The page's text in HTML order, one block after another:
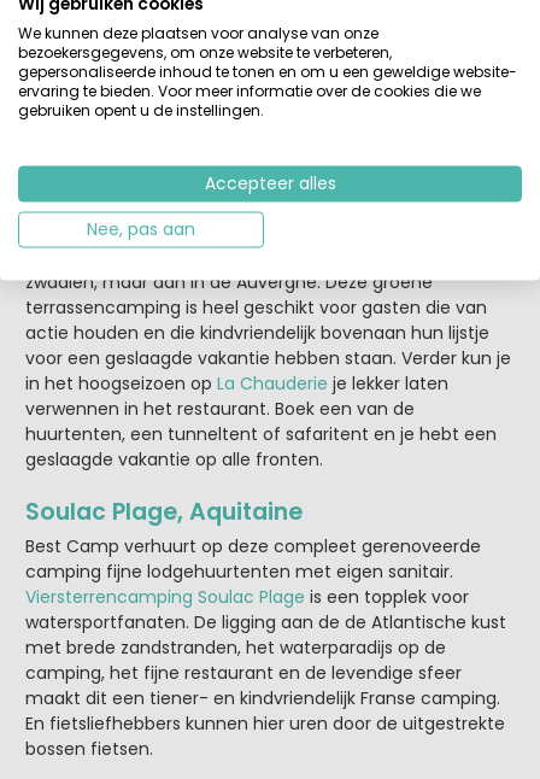
La Chauderie, Auvergne
zwaaien, maar dan in de Auvergne. Deze groene
terrassencamping is heel geschikt voor gasten die van
actie houden en die kindvriendelijk bovenaan hun lijstje
voor een geslaagde vakantie hebben staan. Verder kun je
in het hoogseizoen op La Chauderie je lekker laten
verwennen in het restaurant. Boek een van de
huurtenten, een tunneltent of safaritent en je hebt een
geslaagde vakantie op alle fronten.
Soulac Plage, Aquitaine
Best Camp verhuurt op deze compleet gerenoveerde
camping fijne lodgehuurtenten met eigen sanitair.
Viersterrencamping Soulac Plage is een topplek voor
watersportfanaten. De ligging aan de de Atlantische kust
met brede zandstranden, het waterparadijs op de
camping, het fijne restaurant en de levendige sfeer
maakt dit een tiener- en kindvriendelijk Franse camping.
En fietsliefhebbers kunnen hier uren door de uitgestrekte
bossen fietsen.
We kunnen deze plaatsen voor analyse van onze
bezoekersgegevens, om onze website te verbeteren,
gepersonaliseerde inhoud te tonen en om u een geweldige website-
ervaring te bieden. Voor meer informatie over de cookies die we
gebruiken opent u de instellingen.
Accepteer alles
Nee, pas aan